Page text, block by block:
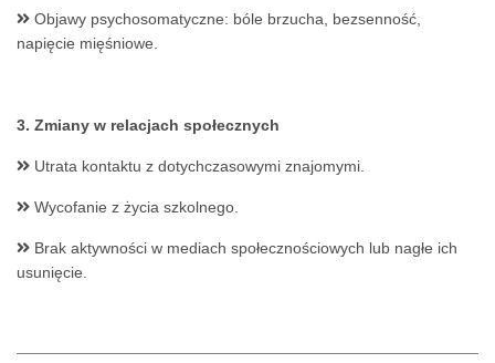
Objawy psychosomatyczne: bóle brzucha, bezsenność,
napięcie mięśniowe.
3. Zmiany w relacjach społecznych
Utrata kontaktu z dotychczasowymi znajomymi.
Wycofanie z życia szkolnego.
Brak aktywności w mediach społecznościowych lub nagłe ich
usunięcie.